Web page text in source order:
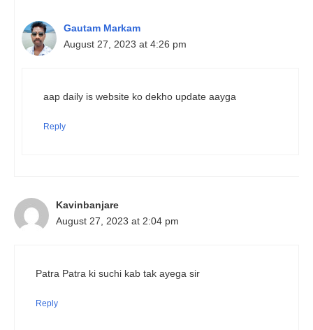
Gautam Markam
August 27, 2023 at 4:26 pm
aap daily is website ko dekho update aayga
Reply
Kavinbanjare
August 27, 2023 at 2:04 pm
Patra Patra ki suchi kab tak ayega sir
Reply